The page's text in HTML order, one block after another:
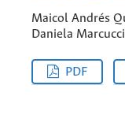
Maicol Andrés
Daniela
PDF